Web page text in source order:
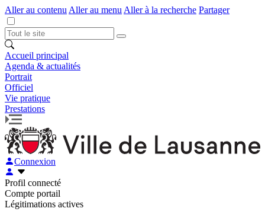
Aller au contenu Aller au menu Aller à la recherche Partager
Accueil principal
Agenda & actualités
Portrait
Officiel
Vie pratique
Prestations
Connexion
Profil connecté
Compte portail
Légitimations actives